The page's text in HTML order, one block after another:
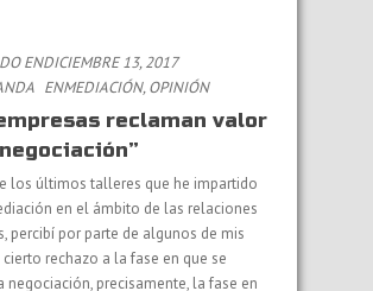
ENDICIEMBRE 13, 2017
ENMEDIACIÓN,OPINIÓN
reclaman valor
los últimos talleres que he impartido
en el ámbito de las relaciones
percibí por parte de algunos de mis
rechazo a la fase en que se
negociación, precisamente, la fase en